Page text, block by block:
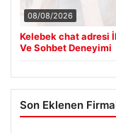
08/08/2026
Kelebek chat adresi
Ve Sohbet Deneyimi
Son Eklenen